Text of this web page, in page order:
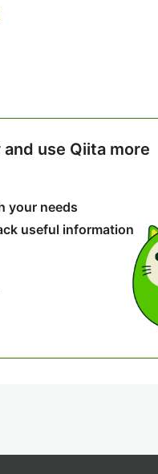
use Qiita more
your needs
useful information